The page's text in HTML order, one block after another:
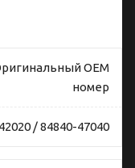
OEM
номер
/ 84840-47040